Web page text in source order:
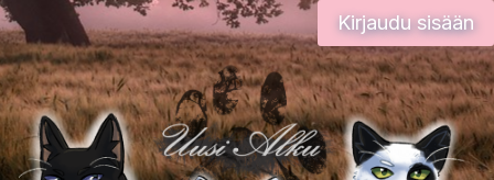
Siirry
sisältöön
Kirjaudu sisään